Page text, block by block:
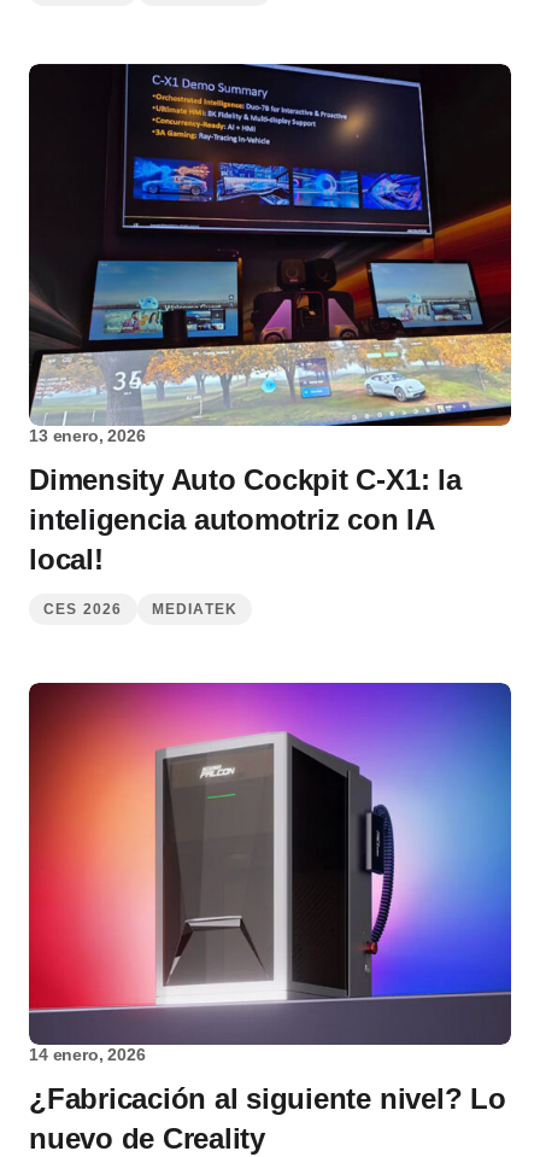
13 enero, 2026
Dimensity Auto Cockpit C‑X1: la
inteligencia automotriz con IA
local!
CES 2026 MEDIATEK
14 enero, 2026
¿Fabricación al siguiente nivel? Lo
nuevo de Creality